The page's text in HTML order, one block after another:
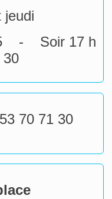
jeudi
15 - Soir 17 h
30
70 71 30